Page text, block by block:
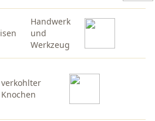
Handwerk
und
Werkzeug
verkohlter
Knochen